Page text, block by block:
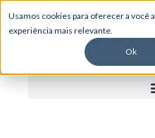
Usamos cookies para oferecer a você a
experiência mais relevante.
Ok